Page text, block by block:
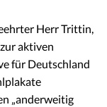
Herr Trittin,
aktiven
für Deutschland
„anderweitig